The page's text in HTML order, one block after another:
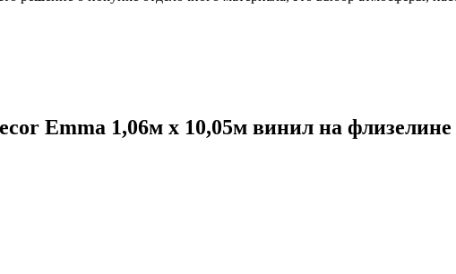
Emma 1,06м х 10,05м винил на флизелине